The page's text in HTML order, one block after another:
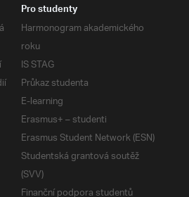
Pro studenty
Harmonogram akademického
roku
IS STAG
Průkaz studenta
E-learning
Erasmus+ – studenti
Erasmus Student Network (ESN)
Studentská grantová soutěž
(SVV)
Finanční podpora studentů